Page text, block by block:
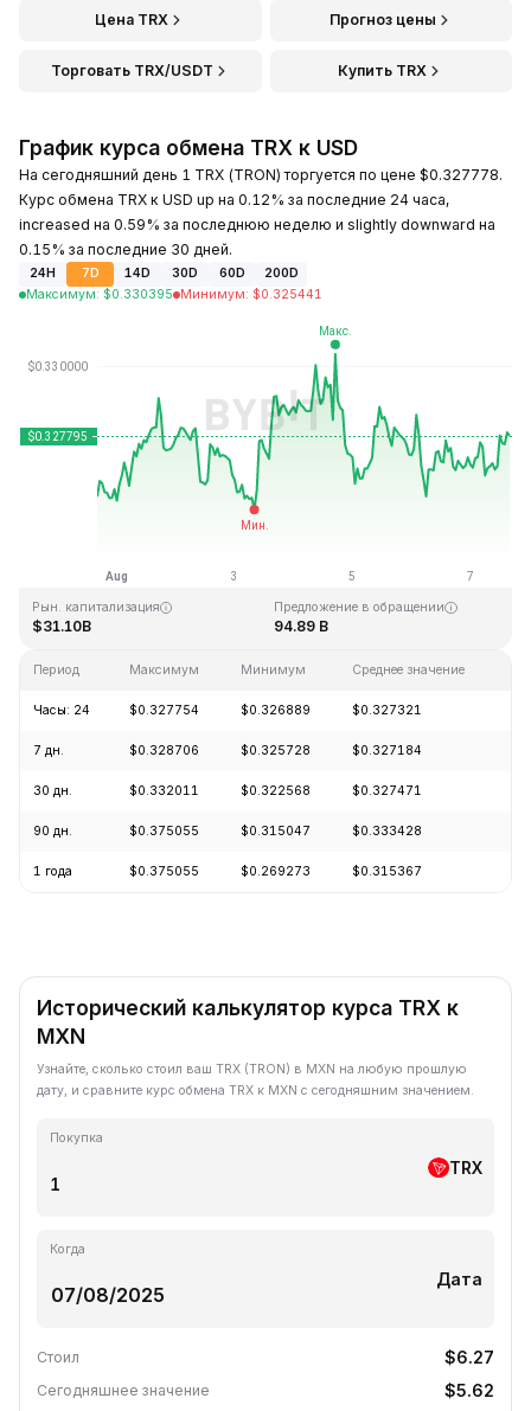
Цена TRX Прогноз цены
Торговать TRX/USDT Купить TRX
График курса обмена TRX к USD
На сегодняшний день 1 TRX (TRON) торгуется по цене $0.327778.
Курс обмена TRX к USD up на 0.12% за последние 24 часа,
increased на 0.59% за последнюю неделю и slightly downward на
0.15% за последние 30 дней.
24H 7D 14D 30D 60D
200D
Максимум: $0.330395 Минимум: $0.325441
Последнее обновление: 16:16 GMT+0 2026-08-07
$0.431288 $0.001804
Рын. капитализация
$31.10B
Предложение в обращении
94.89 B
Период Максимум Минимум Среднее значение
Часы: 24 $0.327754 $0.326889 $0.327321
7 дн. $0.328706 $0.325728 $0.327184
30 дн. $0.332011 $0.322568 $0.327471
90 дн. $0.375055 $0.315047 $0.333428
1 года $0.375055 $0.269273 $0.315367
Исторический калькулятор курса TRX к
MXN
Узнайте, сколько стоил ваш TRX (TRON) в MXN на любую прошлую
дату, и сравните курс обмена TRX к MXN с сегодняшним значением.
Покупка
TRX
Когда
Дата
Стоил $6.27
Сегодняшнее значение $5.62